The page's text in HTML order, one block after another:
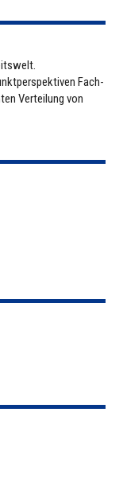
Fach­
Ver­tei­lung von